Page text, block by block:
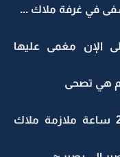
في غرفة ملاك ...
الإن مغمى عليها
هي تصحى
في ... ماطلعت عن المستشفى 24 ساعة ملازمة ملاك